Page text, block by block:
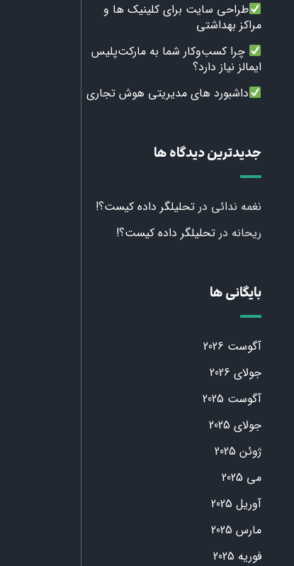
طراحی سایت برای کلینیک ها و
مراکز بهداشتی
چرا کسب‌وکار شما به مارکت‌پلیس
ایمالز نیاز دارد؟
داشبورد های مدیریتی هوش تجاری
جدیدترین دیدگاه ها
نغمه ندائی در تحلیلگر داده کیست؟!
ریحانه در تحلیلگر داده کیست؟!
بایگانی ها
آگوست 2026
جولای 2026
آگوست 2025
جولای 2025
ژوئن 2025
می 2025
آوریل 2025
مارس 2025
فوریه 2025